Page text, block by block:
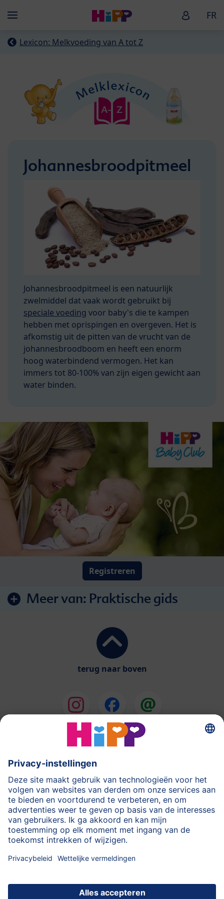
Menü HiPP FR
Lexicon: Melkvoeding van A tot Z
Johannesbroodpitmeel
Johannesbroodpitmeel is een natuurlijk
zwelmiddel dat vaak wordt gebruikt bij
speciale voeding voor baby's die te kampen
hebben met oprispingen en overgeven. Het is
afkomstig uit de pitten van de vrucht van de
johannesbroodboom en heeft een enorm
hoog waterbindend vermogen. Het kan
immers tot 80-100% van zijn eigen gewicht aan
water binden.
Registreren
Meer van: Praktische gids
terug naar boven
HiPP Melkbereidingen
HiPP Babyvoeding
HiPP tijdens de Zwangerschap
Privacyverklaring
Gebruiksvoorwaarden
Stempel
Meer over HiPP Contact